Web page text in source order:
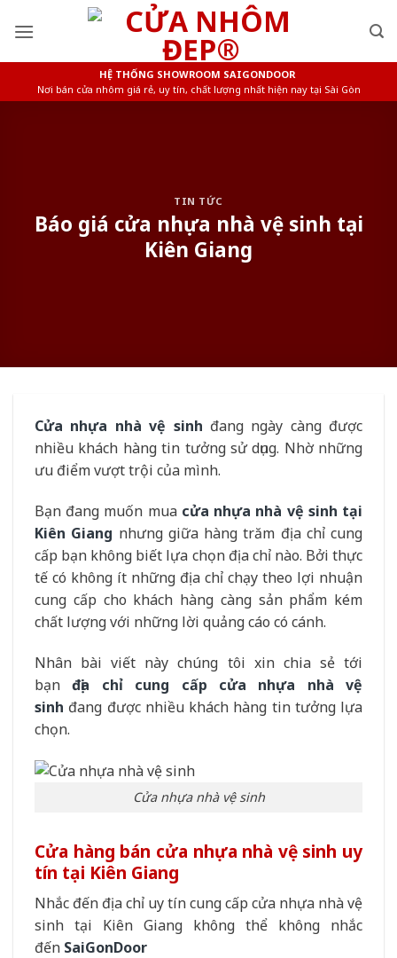
HỆ THỐNG SHOWROOM SAIGONDOOR
Nơi bán cửa nhôm giá rẻ, uy tín, chất lượng nhất hiện nay tại Sài Gòn
TIN TỨC
Báo giá cửa nhựa nhà vệ sinh tại
Kiên Giang
Cửa nhựa nhà vệ sinh đang ngày càng được
nhiều khách hàng tin tưởng sử dụng. Nhờ những
ưu điểm vượt trội của mình.
Bạn đang muốn mua cửa nhựa nhà vệ sinh tại
Kiên Giang nhưng giữa hàng trăm địa chỉ cung
cấp bạn không biết lựa chọn địa chỉ nào. Bởi thực
tế có không ít những địa chỉ chạy theo lợi nhuận
cung cấp cho khách hàng càng sản phẩm kém
chất lượng với những lời quảng cáo có cánh.
Nhân bài viết này chúng tôi xin chia sẻ tới
bạnđịa chỉ cung cấp cửa nhựa nhà vệ
sinh đang được nhiều khách hàng tin tưởng lựa
chọn.
Cửa nhựa nhà vệ sinh
Cửa hàng bán cửa nhựa nhà vệ sinh uy
tín tại Kiên Giang
Nhắc đến địa chỉ uy tín cung cấp cửa nhựa nhà vệ
sinh tại Kiên Giang không thể không nhắc
đến SaiGonDoor